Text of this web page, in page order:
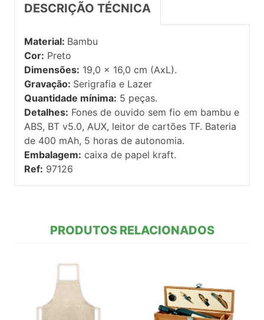
DESCRIÇÃO TÉCNICA
Material: Bambu
Cor: Preto
Dimensões: 19,0 x 16,0 cm (AxL).
Gravação: Serigrafia e Lazer
Quantidade mínima: 5 peças.
Detalhes: Fones de ouvido sem fio em bambu e
ABS, BT v5.0, AUX, leitor de cartões TF. Bateria
de 400 mAh, 5 horas de autonomia.
Embalagem: caixa de papel kraft.
Ref: 97126
PRODUTOS RELACIONADOS